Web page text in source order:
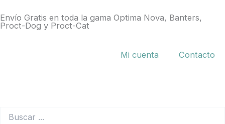
al
contenido
Envío Gratis en toda la gama Optima Nova, Banters,
Proct-Dog y Proct-Cat
Mi cuenta Contacto